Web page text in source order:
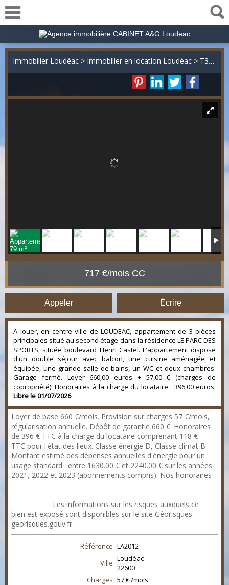
Immobilier Loudéac > Immobilier en location Loudéac > T3/4 en location Loudéac
717 €/mois CC
Appeler Écrire
A louer, en centre ville de LOUDEAC, appartement de 3 pièces
principales situé au second étage dans la résidence LE PARC DES
SPORTS, située boulevard Henri Castel. L'appartement dispose
d'un double séjour avec balcon, une cuisine aménagée et
équipée, une grande salle de bains, un WC et deux chambres.
Garage fermé. Loyer 660,00 euros + 57,00 € (charges de
copropriété). Honoraires à la charge du locataire : 396,00 euros.
Libre le 01/07/2026
Loyer de base 660 €/mois. Provision sur charges 57 €/mois,
régularisation annuelle. Dépôt de garantie 660 €. Honoraires
de 396 € TTC à la charge du locataire comprenant 118 €
TTC pour l'état des lieux. Classe énergie D, Classe climat B
Montant estimé des dépenses annuelles d'énergie pour un
usage standard : entre 1630.00 € et 2240.00 € sur les années
2021, 2022 et 2023 (abonnements compris). Nos honoraires
:
Les informations sur les risques auxquels ce
bien est exposé sont disponibles sur le site Géorisques :
georisques.gouv.fr
Référence LA2012
Ville Loudéac
22600
Charges 57 € /mois